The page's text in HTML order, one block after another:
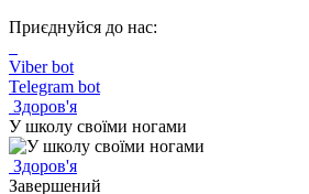
Приєднуйся до нас:
Viber bot
Telegram bot
Здоров'я
У школу своїми ногами
Здоров'я
Завершений